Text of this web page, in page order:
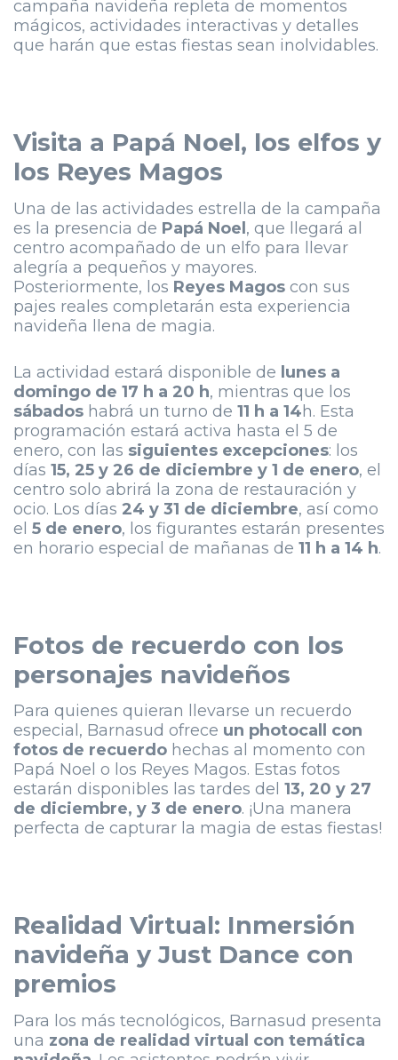
campaña navideña repleta de momentos
mágicos, actividades interactivas y detalles
que harán que estas fiestas sean inolvidables.
Visita a Papá Noel, los elfos y
los Reyes Magos
Una de las actividades estrella de la campaña
es la presencia de Papá Noel , que llegará al
centro acompañado de un elfo para llevar
alegría a pequeños y mayores.
Posteriormente, los Reyes Magos con sus
pajes reales completarán esta experiencia
navideña llena de magia.
La actividad estará disponible de lunes a
domingo de 17 h a 20 h, mientras que los
sábados habrá un turno de 11 h a 14h. Esta
programación estará activa hasta el 5 de
enero, con las siguientes excepciones: los
días 15, 25 y 26 de diciembre y 1 de enero, el
centro solo abrirá la zona de restauración y
ocio. Los días 24 y 31 de diciembre, así como
el 5 de enero, los figurantes estarán presentes
en horario especial de mañanas de 11 h a 14 h.
Fotos de recuerdo con los
personajes navideños
Para quienes quieran llevarse un recuerdo
especial, Barnasud ofrece un photocall con
fotos de recuerdo hechas al momento con
Papá Noel o los Reyes Magos. Estas fotos
estarán disponibles las tardes del 13, 20 y 27
de diciembre, y 3 de enero. ¡Una manera
perfecta de capturar la magia de estas fiestas!
Realidad Virtual: Inmersión
navideña y Just Dance con
premios
Para los más tecnológicos, Barnasud presenta
una zona de realidad virtual con temática